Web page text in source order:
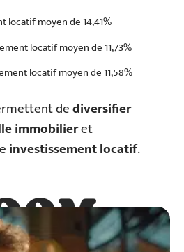
locatif moyen de 14,41%
locatif moyen de 11,73%
locatif moyen de 11,58%
dediversifier
immobilieret
investissement locatif.